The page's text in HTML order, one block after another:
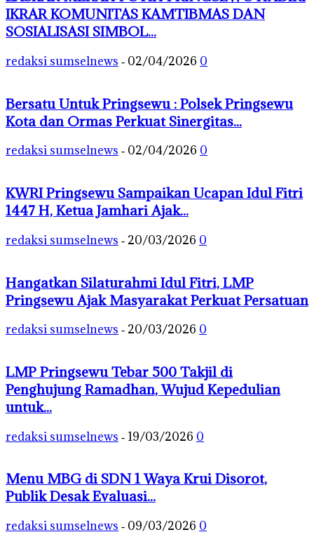
IKRAR KOMUNITAS KAMTIBMAS DAN
SOSIALISASI SIMBOL...
redaksi sumselnews - 02/04/2026 0
Bersatu Untuk Pringsewu : Polsek Pringsewu
Kota dan Ormas Perkuat Sinergitas...
redaksi sumselnews - 02/04/2026 0
KWRI Pringsewu Sampaikan Ucapan Idul Fitri
1447 H, Ketua Jamhari Ajak...
redaksi sumselnews - 20/03/2026 0
Hangatkan Silaturahmi Idul Fitri, LMP
Pringsewu Ajak Masyarakat Perkuat Persatuan
redaksi sumselnews - 20/03/2026 0
LMP Pringsewu Tebar 500 Takjil di
Penghujung Ramadhan, Wujud Kepedulian
untuk...
redaksi sumselnews - 19/03/2026 0
Menu MBG di SDN 1 Waya Krui Disorot,
Publik Desak Evaluasi...
redaksi sumselnews - 09/03/2026 0